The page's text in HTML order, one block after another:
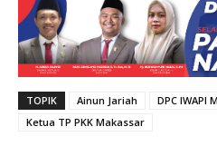
TOPIK Ainun Jariah DPC IWAPI
Ketua TP PKK Makassar